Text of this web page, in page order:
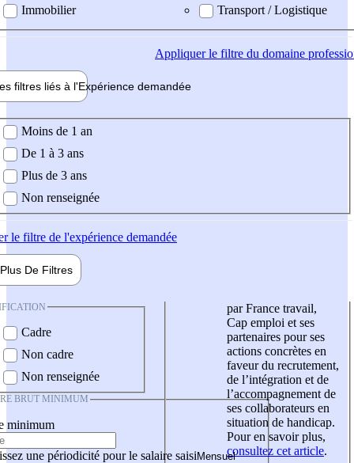
Immobilier
Transport / Logistique
Appliquerle filtre du domaine
filtres liés à l'Expérience demandée
demandée
Moins de 1 an
De 1 à 3 ans
Plus de 3 ans
Non renseignée
le filtre de l'expérience demandée
Plus De Filtres
Cadre
Non cadre
Non renseignée
BRUT MINIMUM
minimum
une périodicité pour le salaire saisi
par France travail,
Cap emploi et ses
partenaires pour ses
actions concrètes en
faveur du recrutement,
de l’intégration et de
l’accompagnement de
ses collaborateurs en
situation de handicap.
Pour en savoir plus,
consultez cet article.